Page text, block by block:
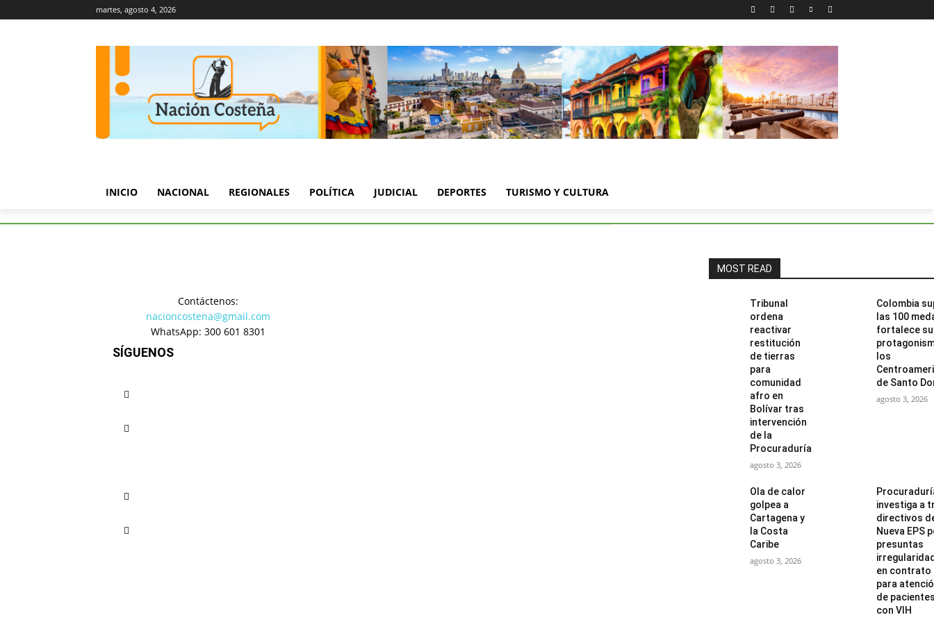
martes, agosto 4, 2026
INICIO NACIONAL REGIONALES POLÍTICA JUDICIAL DEPORTES TURISMO Y CULTURA
MOST READ
Tribunal
ordena
reactivar
restitución
de tierras
para
comunidad
afro en
Bolívar tras
intervención
de la
Procuraduría
agosto 3, 2026
Colombia
las 100
fortalece su
los
de Santo
agosto 3, 2026
Ola de calor
golpea a
Cartagena y
la Costa
Caribe
agosto 3, 2026
investiga a
directivos
Nueva EPS
presuntas
en contrato
para
de
con VIH
Contáctenos:
nacioncostena@gmail.com
WhatsApp: 300 601 8301
SÍGUENOS